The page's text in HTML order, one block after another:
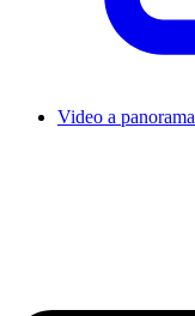
Video a panorama